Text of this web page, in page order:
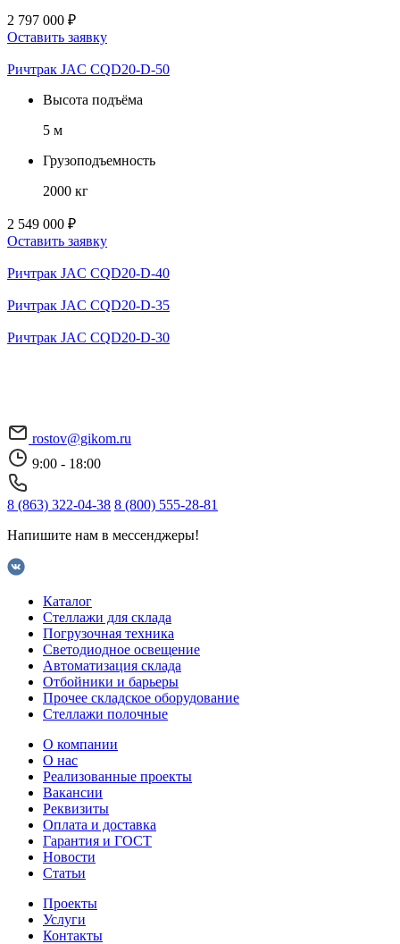
2 797 000 ₽
Оставить заявку
Ричтрак JAC CQD20-D-50
Высота подъёма
5 м
Грузоподъемность
2000 кг
2 549 000 ₽
Оставить заявку
Ричтрак JAC CQD20-D-40
Ричтрак JAC CQD20-D-35
Ричтрак JAC CQD20-D-30
rostov@gikom.ru
9:00 - 18:00
8 (863) 322-04-38 8 (800) 555-28-81
Напишите нам в мессенджеры!
Каталог
Стеллажи для склада
Погрузочная техника
Светодиодное освещение
Автоматизация склада
Отбойники и барьеры
Прочее складское оборудование
Стеллажи полочные
О компании
О нас
Реализованные проекты
Вакансии
Реквизиты
Оплата и доставка
Гарантия и ГОСТ
Новости
Статьи
Проекты
Услуги
Контакты